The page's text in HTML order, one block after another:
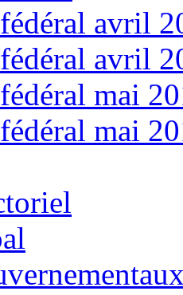
avril
avril
mai
mai